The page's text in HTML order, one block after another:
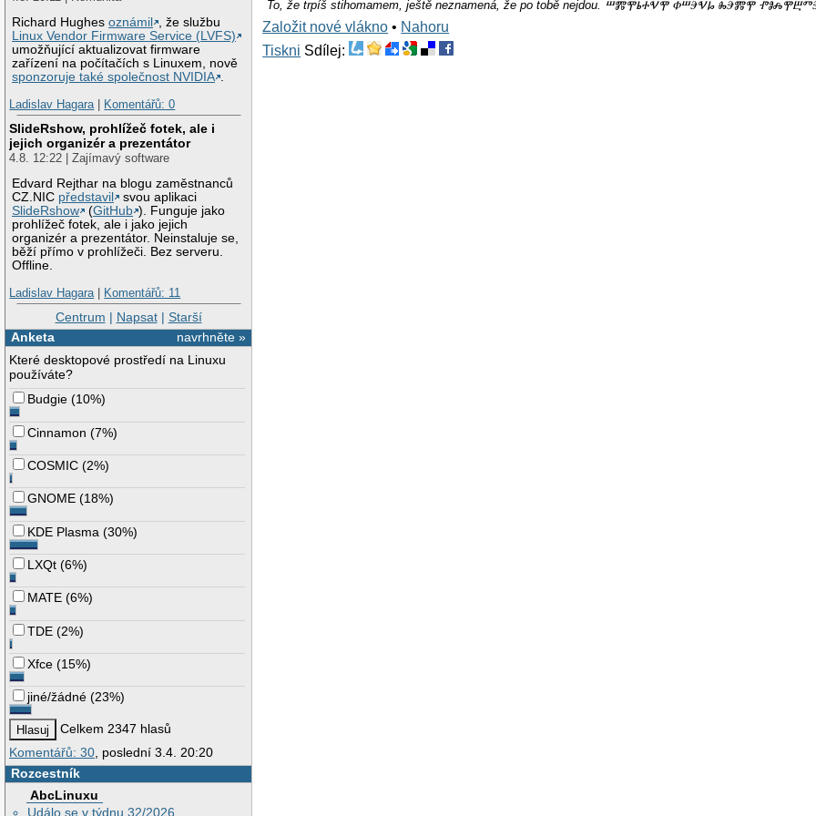
Richard Hughesoznámil
, že službu
Linux Vendor Firmware Service (LVFS)
umožňující aktualizovat firmware
zařízení na počítačích s Linuxem, nově
sponzoruje také společnost NVIDIA .
Ladislav Hagara| Komentářů: 0
SlideRshow, prohlížeč fotek, ale i
jejich organizér a prezentátor
4.8. 12:22 | Zajímavý software
Edvard Rejthar na blogu zaměstnanců
CZ.NIC představil
svou aplikaci
SlideRshow
(GitHub ). Funguje jako
prohlížeč fotek, ale i jako jejich
organizér a prezentátor. Neinstaluje se,
běží přímo v prohlížeči. Bez serveru.
Offline.
Ladislav Hagara| Komentářů: 11
Centrum | Napsat| Starší
navrhněte »
Anketa
Které desktopové prostředí na Linuxu
používáte?
Budgie (10%)
Cinnamon (7%)
COSMIC (2%)
GNOME (18%)
KDE Plasma (30%)
LXQt (6%)
MATE (6%)
TDE (2%)
Xfce (15%)
jiné/žádné (23%)
Celkem 2347 hlasů
Komentářů: 30 , poslední 3.4. 20:20
Rozcestník
AbcLinuxu
Událo se v týdnu 32/2026
To, že trpíš stihomamem, ještě neznamená, že po tobě nejdou. ⰞⰏⰉⰓⰀⰜⰉ ⰗⰞⰅⰜⰘ ⰈⰅⰏⰉ
Založit nové vlákno • Nahoru
Tiskni Sdílej: